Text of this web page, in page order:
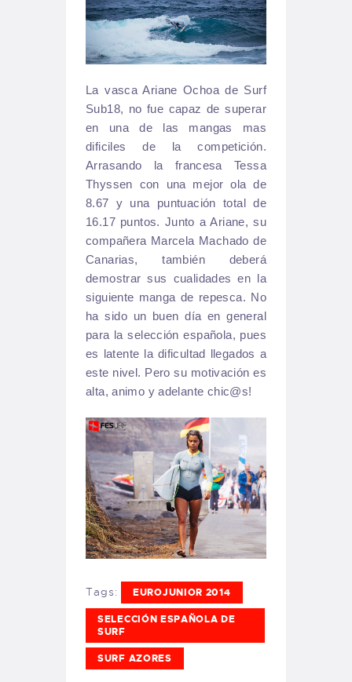
La vasca Ariane Ochoa de Surf
Sub18, no fue capaz de superar
en una de las mangas mas
dificiles de la competición.
Arrasando la francesa Tessa
Thyssen con una mejor ola de
8.67 y una puntuación total de
16.17 puntos. Junto a Ariane, su
compañera Marcela Machado de
Canarias, también deberá
demostrar sus cualidades en la
siguiente manga de repesca. No
ha sido un buen día en general
para la selección española, pues
es latente la dificultad llegados a
este nivel. Pero su motivación es
alta, animo y adelante chic@s!
Tags: EUROJUNIOR 2014
SELECCIÓN ESPAÑOLA DE
SURF
SURF AZORES